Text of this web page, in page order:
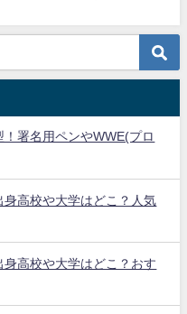
！署名用ペンやWWE(プロ
高校や大学はどこ？人気
高校や大学はどこ？おす